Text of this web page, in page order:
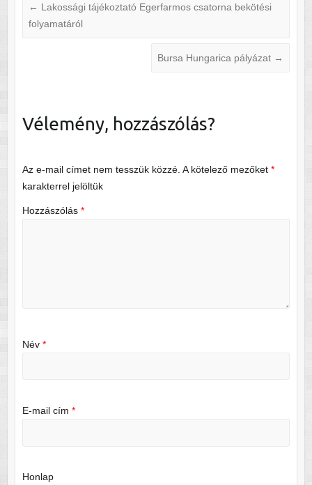
← Lakossági tájékoztató Egerfarmos csatorna bekötési
folyamatáról
Bursa Hungarica pályázat →
Vélemény, hozzászólás?
Az e-mail címet nem tesszük közzé. A kötelező mezőket *
karakterrel jelöltük
Hozzászólás *
Név *
E-mail cím *
Honlap